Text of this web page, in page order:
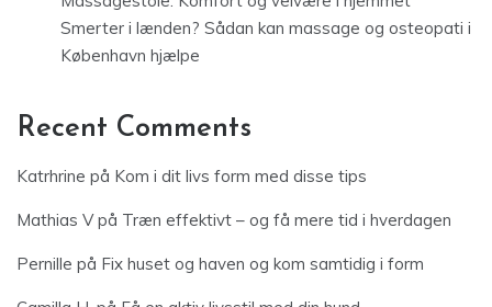
Smerter i lænden? Sådan kan massage og osteopati i
København hjælpe
Recent Comments
Katrhrine på Kom i dit livs form med disse tips
Mathias Vpå Træn effektivt – og få mere tid i hverdagen
Pernille på Fix huset og haven og kom samtidig i form